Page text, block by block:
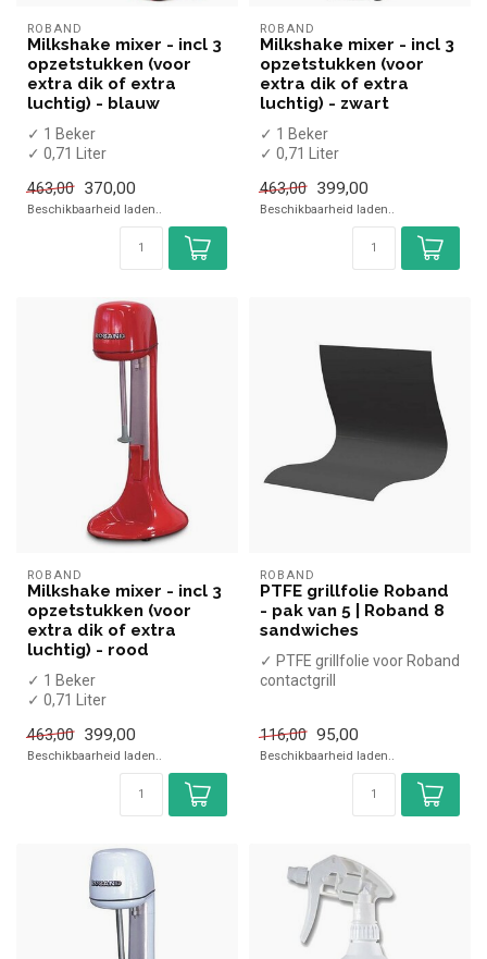
ROBAND
Milkshake mixer - incl 3
opzetstukken (voor
extra dik of extra
luchtig) - blauw
✓ 1 Beker
✓ 0,71 Liter
✓ 230 Volt
463,00 370,00
Beschikbaarheid laden..
ROBAND
Milkshake mixer - incl 3
opzetstukken (voor
extra dik of extra
luchtig) - zwart
✓ 1 Beker
✓ 0,71 Liter
✓ 230 Volt
463,00 399,00
Beschikbaarheid laden..
ROBAND
Milkshake mixer - incl 3
opzetstukken (voor
extra dik of extra
luchtig) - rood
✓ 1 Beker
✓ 0,71 Liter
✓ 230 Volt
463,00 399,00
Beschikbaarheid laden..
ROBAND
PTFE grillfolie Roband
- pak van 5 | Roband 8
sandwiches
✓ PTFE grillfolie voor Roband
contactgrill
116,00 95,00
Beschikbaarheid laden..